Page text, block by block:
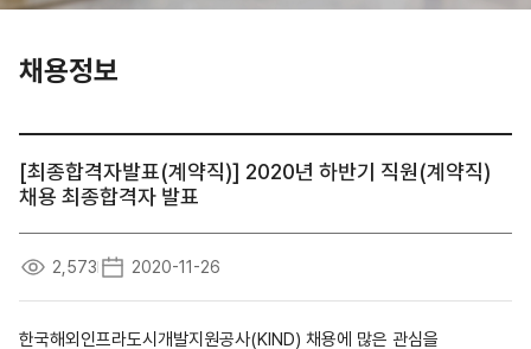
채용정보
[최종합격자발표(계약직)] 2020년 하반기 직원(계약직)
채용 최종합격자 발표
2,573 2020-11-26
한국해외인프라도시개발지원공사(KIND) 채용에 많은 관심을